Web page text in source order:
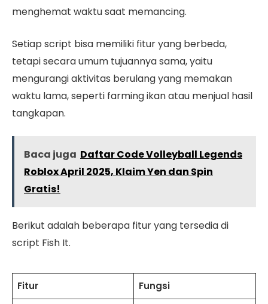
menghemat waktu saat memancing.
Setiap script bisa memiliki fitur yang berbeda,
tetapi secara umum tujuannya sama, yaitu
mengurangi aktivitas berulang yang memakan
waktu lama, seperti farming ikan atau menjual hasil
tangkapan.
Baca juga Daftar Code Volleyball Legends
Roblox April 2025, Klaim Yen dan Spin
Gratis!
Berikut adalah beberapa fitur yang tersedia di
script Fish It.
Fitur Fungsi